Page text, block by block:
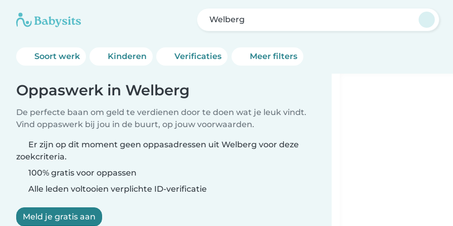
Welberg
Soort werk Kinderen Verificaties Meer filters
Oppaswerk in Welberg
De perfecte baan om geld te verdienen door te doen wat je leuk vindt.
Vind oppaswerk bij jou in de buurt, op jouw voorwaarden.
Er zijn op dit moment geen oppasadressen uit Welberg voor deze
zoekcriteria.
100% gratis voor oppassen
Alle leden voltooien verplichte ID-verificatie
Meld je gratis aan